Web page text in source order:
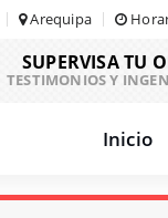
Arequipa
SUPERVISA TU
TESTIMONIOS Y
Inicio